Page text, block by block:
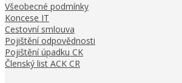
Všeobecné podmínky
Koncese IT
Cestovní smlouva
Pojištění odpovědnosti
Pojištění úpadku CK
Členský list ACK CR